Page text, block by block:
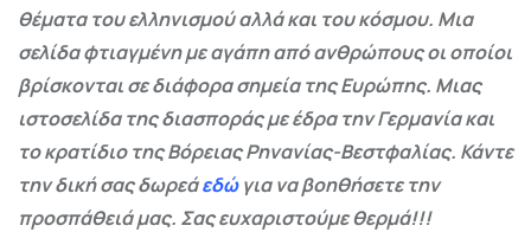
θέματα του ελληνισμού αλλά και του κόσμου. Μια
σελίδα φτιαγμένη με αγάπη από ανθρώπους οι οποίοι
βρίσκονται σε διάφορα σημεία της Ευρώπης. Μιας
ιστοσελίδα της διασποράς με έδρα την Γερμανία και
το κρατίδιο της Βόρειας Ρηνανίας-Βεστφαλίας. Κάντε
την δική σας δωρεάεδώγια να βοηθήσετε την
προσπάθειά μας. Σας ευχαριστούμε θερμά!!!